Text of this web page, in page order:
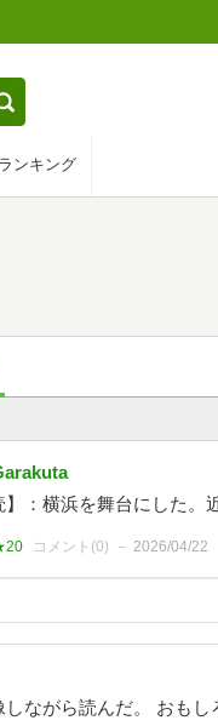
ンキング
】：横浜を舞台にした。
コメント(0) 2026/04/22
ながら読んだ。 おもし